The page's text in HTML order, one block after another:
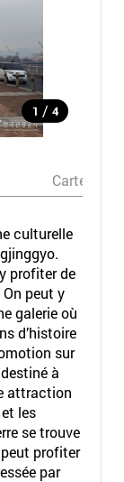
1 / 4
Carte
culturelle
profiter de
peut y
galerie où
d’histoire
sur
à
attraction
les
se trouve
peut profiter
par